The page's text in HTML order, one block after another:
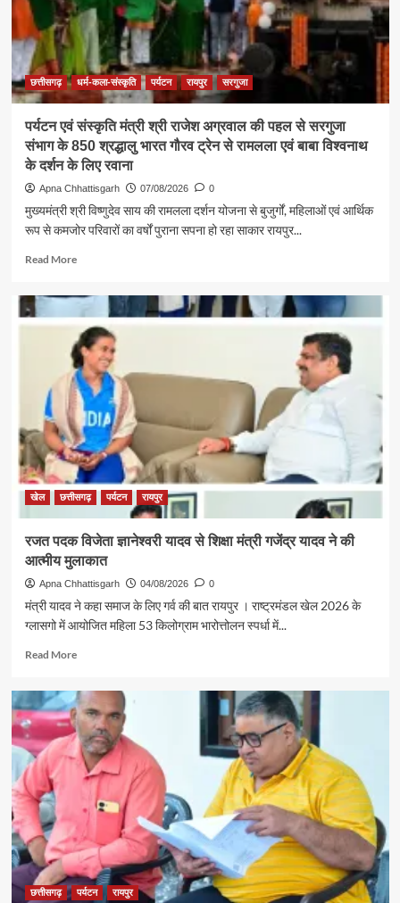
छत्तीसगढ़ धर्म-कला-संस्कृति पर्यटन रायपुर सरगुजा
पर्यटन एवं संस्कृति मंत्री श्री राजेश अग्रवाल की पहल से सरगुजा
संभाग के 850 श्रद्धालु भारत गौरव ट्रेन से रामलला एवं बाबा विश्वनाथ
के दर्शन के लिए रवाना
Apna Chhattisgarh 07/08/2026 0
मुख्यमंत्री श्री विष्णुदेव साय की रामलला दर्शन योजना से बुजुर्गों, महिलाओं एवं आर्थिक
रूप से कमजोर परिवारों का वर्षों पुराना सपना हो रहा साकार रायपुर...
Read MoreRead
पर्यटन
एवं
संस्कृति
मंत्री
श्री
राजेश
अग्रवाल
की
पहल
से
सरगुजा
संभाग
श्रद्धालु
भारत
गौरव
ट्रेन
से
रामलला
के
दर्शन
के
लिए
रवाना
खेल छत्तीसगढ़ पर्यटन रायपुर
रजत पदक विजेता ज्ञानेश्वरी यादव से शिक्षा मंत्री गजेंद्र यादव ने की
आत्मीय मुलाकात
Apna Chhattisgarh 04/08/2026 0
मंत्री यादव ने कहा समाज के लिए गर्व की बात रायपुर । राष्ट्रमंडल खेल 2026 के
ग्लासगो में आयोजित महिला 53 किलोग्राम भारोत्तोलन स्पर्धा में...
Read MoreRead
रजत
पदक
विजेता
ज्ञानेश्वरी
यादव
शिक्षा
मंत्री
गजेंद्र
यादव
ने
की
छत्तीसगढ़ पर्यटन रायपुर